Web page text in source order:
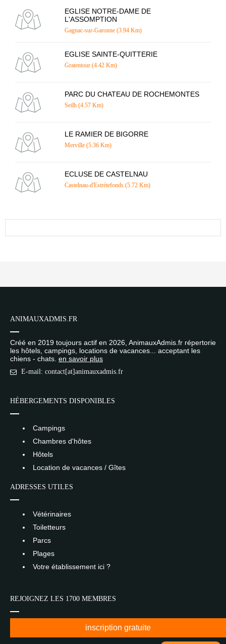
EGLISE NOTRE-DAME DE
L'ASSOMPTION
Gagnac-sur-Garonne (3.94 Km)
EGLISE SAINTE-QUITTERIE
Gratentour (4.42 Km)
PARC DU CHATEAU DE ROCHEMONTES
Seilh (4.57 Km)
LE RAMIER DE BIGORRE
Merville (5.36 Km)
ECLUSE DE CASTELNAU
Castelnau-d'Estrétefonds (5.72 Km)
ANIMAUXADMIS.FR
Créé en 2019 toujours actif en 2026, AnimauxAdmis.fr répertorie
les hôtels, campings, locations de vacances... acceptant les
chiens - chats. en savoir plus
E-mail: contact[at]animauxadmis.fr
HÉBERGEMENTS DISPONIBLES
Campings
Chambres d'hôtes
Hôtels
Location de vacances / Gîtes
ADRESSES UTILES
Vétérinaires
Toiletteurs
Parcs
Plages
Votre établissement ici ?
REJOIGNEZ LES 1700 MEMBRES
inscription gratuite